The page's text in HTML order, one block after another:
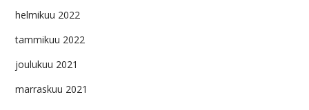
helmikuu 2022
tammikuu 2022
joulukuu 2021
marraskuu 2021